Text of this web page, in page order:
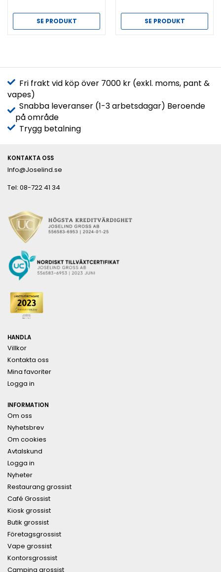
SE PRODUKT SE PRODUKT
Fri frakt vid köp över 7000 kr (exkl. moms, pant &
vapes)
Snabba leveranser (1-3 arbetsdagar) Beroende
på område
Trygg betalning
KONTAKTA OSS
Info@Joselind.se
Tel: 08-722 41 34
HANDLA
Villkor
Kontakta oss
Mina favoriter
Logga in
INFORMATION
Om oss
Nyhetsbrev
Om cookies
Avtalskund
Logga in
Nyheter
Restaurang grossist
Café Grossist
Kiosk grossist
Butik grossist
Företagsgrossist
Vape grossist
Kontorsgrossist
Camping grossist